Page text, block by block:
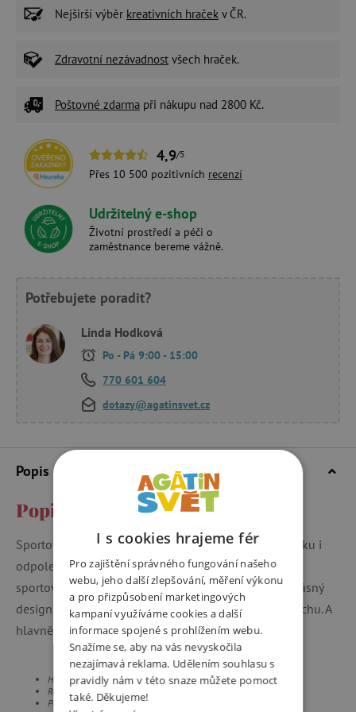
Nejširší výběr kreativních hraček v ČR.
Zdravotní nezávadnost všech hraček.
Poštovné zdarma při nákupu nad 2800 Kč.
4,9/5
Přes 10 500 pozitivních recenzí
Udržitelný e-shop
Životní prostředí a péči o
zaměstnance bereme vážně.
Potřebujete poradit?
Linda Hodková
Po - Pá 9:00 - 15:00
770 601 604
dotazy@agatinsvet.cz
Popis a parametry
Popis a parametry
Sportovní vak s ornamenty. Ideální na věci do tělocviku i
odpoledních kroužků. Do detailu vyladěná verze
sportovního (a nepromokavého) batůžku. Zepředu krásný
design, zezadu síťovaný pruh pro lepší cirkulaci vzduchu. A
hlavně – oddělená kapsa na doklady a mobil.
Hmotnost: 0.10 kg
Rozměry: (v × h × š)44 x 1 x 33 cm
Použitý materiál: 100% Polyester
I s cookies hrajeme fér
Pro zajištění správného fungování našeho
webu, jeho další zlepšování, měření výkonu
a pro přizpůsobení marketingových
kampaní využíváme cookies a další
informace spojené s prohlížením webu.
Snažíme se, aby na vás nevyskočila
nezajímavá reklama. Udělením souhlasu s
pravidly nám v této snaze můžete pomoct
také. Děkujeme!